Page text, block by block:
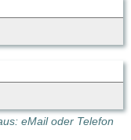
eMail oder Telefon